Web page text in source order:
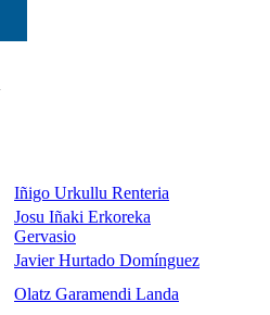
Iñigo Urkullu Renteria
Josu Iñaki Erkoreka
Gervasio
Javier Hurtado Domínguez
Olatz Garamendi Landa